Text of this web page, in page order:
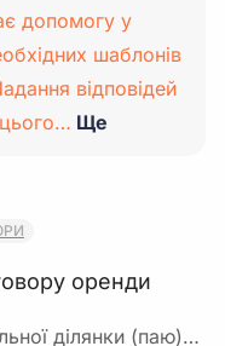
допомогу у
шаблонів
відповідей
Ще
оренди
ділянки (паю)…